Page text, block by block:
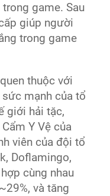
game. Sau
giúp người
trong game
thuộc với
sức mạnh của tổ
giới hải tặc,
Y Vệ của
viên của đội tổ
Doflamingo,
cùng nhau
và tăng